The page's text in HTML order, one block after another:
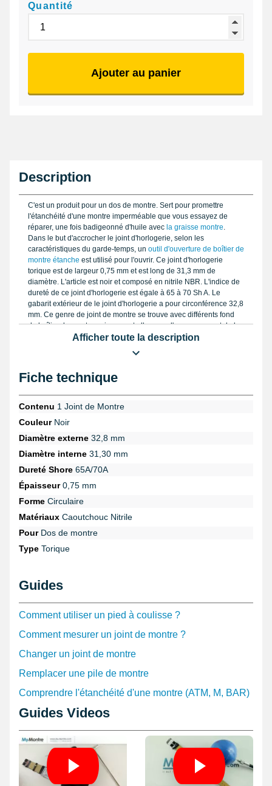
Quantité
Ajouter au panier
Description
C'est un produit pour un dos de montre. Sert pour promettre
l'étanchéité d'une montre imperméable que vous essayez de
réparer, une fois badigeonné d'huile avec la graisse montre.
Dans le but d'accrocher le joint d'horlogerie, selon les
caractéristiques du garde-temps, un outil d'ouverture de boîtier de
montre étanche est utilisé pour l'ouvrir. Ce joint d'horlogerie
torique est de largeur 0,75 mm et est long de 31,3 mm de
diamètre. L'article est noir et composé en nitrile NBR. L'indice de
dureté de ce joint d'horlogerie est égale à 65 à 70 Sh A. Le
gabarit extérieur de le joint d'horlogerie a pour circonférence 32,8
mm. Ce genre de joint de montre se trouve avec différents fond
de boîtier de montre qui peuvent aller sous l'eau provenant de la
montre de marque pas chère.
Afficher toute la description
Fiche technique
Contenu 1 Joint de Montre
CouleurNoir
Diamètre externe 32,8 mm
Diamètre interne 31,30 mm
Dureté Shore 65A/70A
Épaisseur0,75 mm
Forme Circulaire
Matériaux Caoutchouc Nitrile
PourDos de montre
Type Torique
Guides
Comment utiliser un pied à coulisse ?
Comment mesurer un joint de montre ?
Changer un joint de montre
Remplacer une pile de montre
Comprendre l'étanchéité d'une montre (ATM, M, BAR)
Guides Videos